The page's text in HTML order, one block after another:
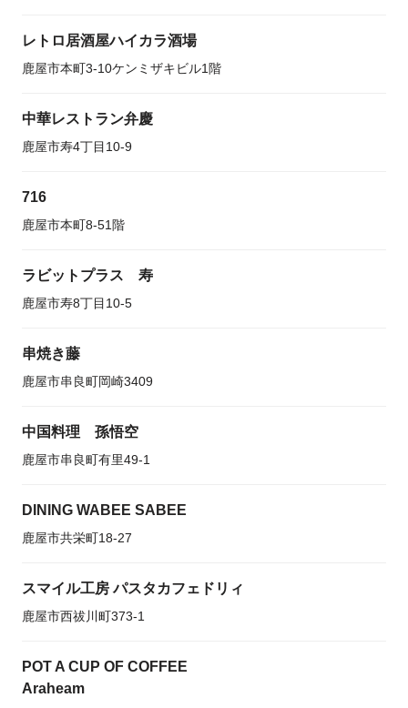
レトロ居酒屋ハイカラ酒場
鹿屋市本町3-10ケンミザキビル1階
中華レストラン弁慶
鹿屋市寿4丁目10-9
716
鹿屋市本町8-51階
ラビットプラス 寿
鹿屋市寿8丁目10-5
串焼き藤
鹿屋市串良町岡崎3409
中国料理 孫悟空
鹿屋市串良町有里49-1
DINING WABEE SABEE
鹿屋市共栄町18-27
スマイル工房 パスタカフェドリィ
鹿屋市西祓川町373-1
POT A CUP OF COFFEE
Araheam